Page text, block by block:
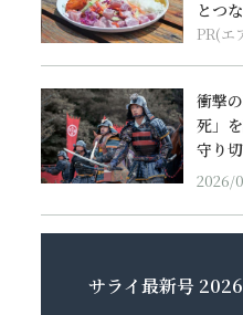
とつ
PR(エ
衝撃
死」
守り
2026/
サライ最新号